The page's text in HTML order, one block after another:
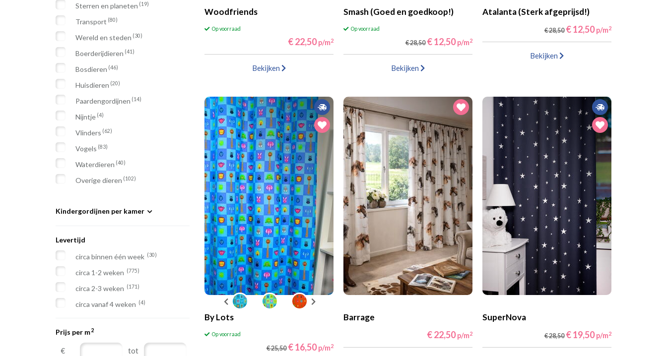
Sterren en planeten (19)
Transport (80)
Wereld en steden (30)
Boerderijdieren (41)
Bosdieren (46)
Huisdieren (20)
Paardengordijnen (14)
Nijntje (4)
Vlinders (62)
Vogels (83)
Waterdieren (40)
Overige dieren (102)
Kindergordijnen per kamer
Jongens gordijnen
Meisjes gordijnen(580)
Verduisterende kindergordijnen
Levertijd
circa binnen één week (30)
circa 1-2 weken (775)
circa 2-3 weken (171)
circa vanaf 4 weken (4)
Prijs per m2
€ tot
Woodfriends
Op voorraad
€ 22,50 p/m2
Bekijken
Smash (Goed en goedkoop!)
Op voorraad
€ 28,50 € 12,50 p/m2
Bekijken
Atalanta (Sterk afgeprijsd!)
€ 28,50 € 12,50 p/m2
Bekijken
By Lots
Op voorraad
€ 25,50 € 16,50 p/m2
Barrage
€ 22,50 p/m2
SuperNova
€ 28,50 € 19,50 p/m2